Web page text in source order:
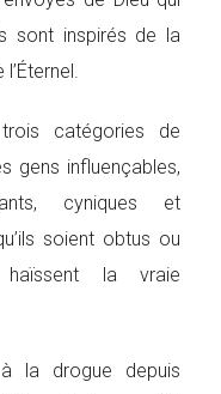
sont inspirés de la
catégories de
gens influençables,
cyniques et
soient obtus ou
la vraie
la drogue depuis